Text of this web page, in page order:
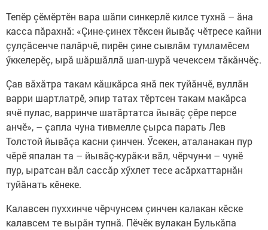
Тепӗр çӗмӗртӗн вара шăпи синкерлӗ килсе тухнă – ăна
касса пăрахнă: «Çине-çинех тӗксен йывăç чӗтресе кайни
çулçăсенче палăрчӗ, пирӗн çине сывлăм тумламӗсем
ӳккелерӗç, ырă шăршăллă шап-шурă чечексем тăкăнчӗç.
Çав вăхăтра такам кăшкăрса янă пек туйăнчӗ, вуллăн
варри шартлатрӗ, эпир татах тӗртсен такам макăрса
ячӗ пулас, варринче шатăртатса йывăç çӗре персе
анчӗ», – çапла чуна тивмелле çырса парать Лев
Толстой йывăçа касни çинчен. Ӳсекен, аталанакан пур
чӗрӗ япалан та – йывăç-курăк-и вăл, чӗрчун-и – чунӗ
пур, ыратсан вăл сассăр хӳхлет тесе асăрхаттарнăн
туйăнать кӗнеке.
Калавсен пуххинче чӗрчунсем çинчен калакан кӗске
калавсем те вырăн тупнă. Пӗчӗк вулакан Булькăпа